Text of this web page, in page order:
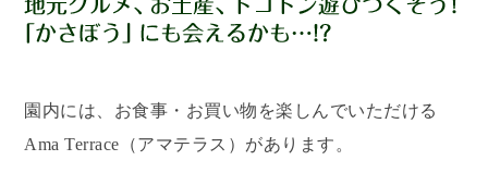
園内には、お食事・お買い物を楽しんでいただける
Ama Terrace（アマテラス）があります。